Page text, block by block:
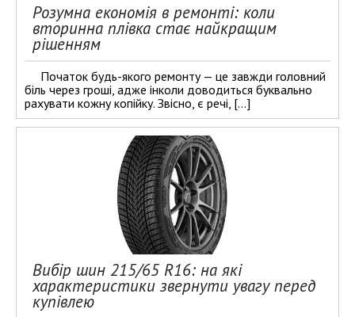
Розумна економія в ремонті: коли
вторинна плівка стає найкращим
рішенням
Початок будь-якого ремонту — це завжди головний
біль через гроші, адже інколи доводиться буквально
рахувати кожну копійку. Звісно, є речі, […]
Вибір шин 215/65 R16: на які
характеристики звернути увагу перед
купівлею